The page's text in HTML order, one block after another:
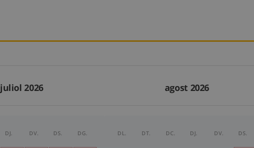
juliol 2026 agost 2026
DJ. DV. DS. DG. DL. DT. DC. DJ. DV. DS.